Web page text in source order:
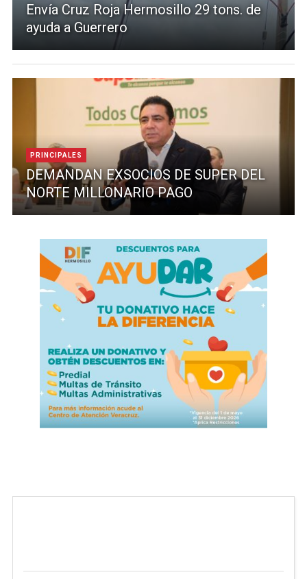
Envía Cruz Roja Hermosillo 29 tons. de
ayuda a Guerrero
PRINCIPALES
DEMANDAN EXSOCIOS DE SUPER DEL
NORTE MILLONARIO PAGO